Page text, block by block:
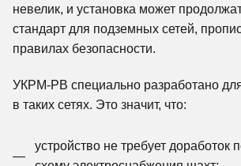
невелик, и установка может
стандарт для подземных сетей,
правилах безопасности.
УКРМ-РВ специально разработано
в таких сетях. Это значит, что:
устройство не требует доработок